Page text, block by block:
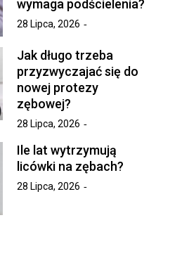
wymaga podścielenia?
28 Lipca, 2026
Jak długo trzeba
przyzwyczajać się do
nowej protezy
zębowej?
28 Lipca, 2026
Ile lat wytrzymują
licówki na zębach?
28 Lipca, 2026